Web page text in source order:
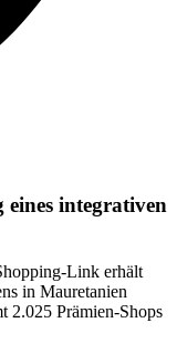
eines integrativen
Link erhält
in Mauretanien
2.025 Prämien-Shops